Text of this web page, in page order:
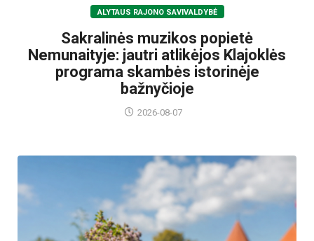
ALYTAUS RAJONO SAVIVALDYBĖ
Sakralinės muzikos popietė
Nemunaityje: jautri atlikėjos Klajoklės
programa skambės istorinėje
bažnyčioje
2026-08-07